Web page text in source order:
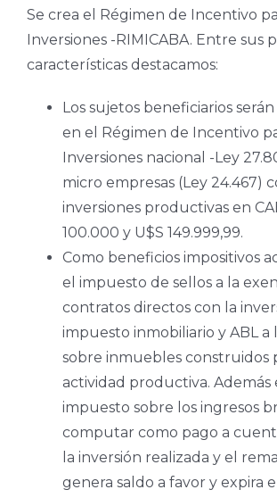
Se crea el Régimen de Incentivo
Inversiones -RIMICABA. Entre sus
características destacamos:
Los sujetos beneficiarios
en el Régimen de Incentivo
Inversiones nacional -Ley
micro empresas (Ley 24.467)
inversiones productivas en
100.000 y U$S 149.999,99.
Como beneficios impositivos
el impuesto de sellos a la
contratos directos con la
impuesto inmobiliario y ABL a
sobre inmuebles construidos
actividad productiva. Además
impuesto sobre los ingresos
computar como pago a
la inversión realizada y el
genera saldo a favor y expira